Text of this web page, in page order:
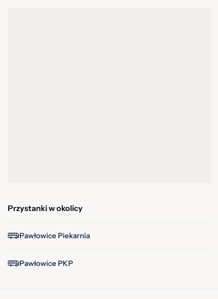
Przystanki w okolicy
Pawłowice Piekarnia
Pawłowice PKP